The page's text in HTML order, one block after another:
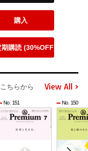
購入
期購読 (30%OFF)
ちらから View All
No. 151 No. 150